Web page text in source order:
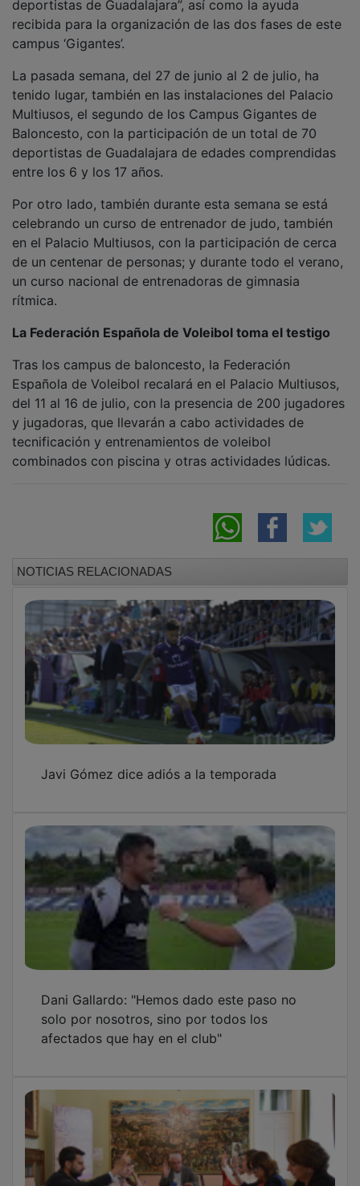
recibida para la organización de las dos fases de este
campus ‘Gigantes’.
tenido lugar, también en las instalaciones del Palacio
Multiusos, el segundo de los Campus Gigantes de
Baloncesto, con la participación de un total de 70
deportistas de Guadalajara de edades comprendidas
entre los 6 y los 17 años.
celebrando un curso de entrenador de judo, también
en el Palacio Multiusos, con la participación de cerca
de un centenar de personas; y durante todo el verano,
un curso nacional de entrenadoras de gimnasia
rítmica.
Española de Voleibol recalará en el Palacio Multiusos,
del 11 al 16 de julio, con la presencia de 200 jugadores
y jugadoras, que llevarán a cabo actividades de
tecnificación y entrenamientos de voleibol
combinados con piscina y otras actividades lúdicas.
solo por nosotros, sino por todos los
afectados que hay en el club"